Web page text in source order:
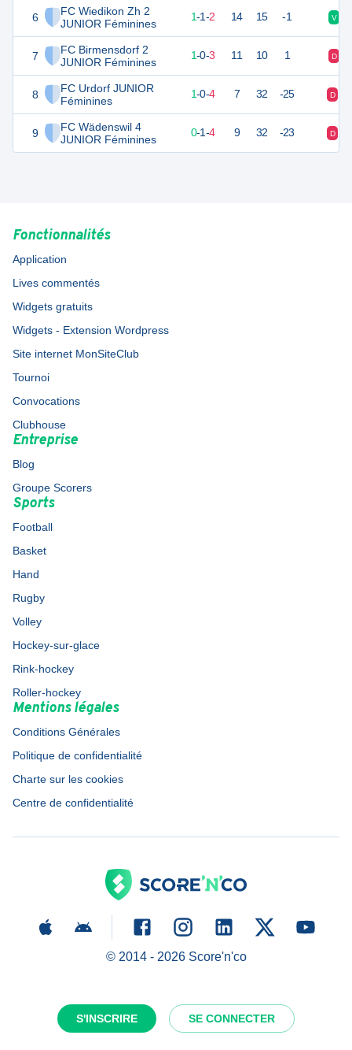
S'INSCRIRE SE CONNECTER
6
FC Wiedikon Zh 2
JUNIOR Féminines
7
FC Birmensdorf 2
JUNIOR Féminines
8
FC Urdorf JUNIOR
Féminines
9
FC Wädenswil 4
JUNIOR Féminines
4 1-1-2 14 15 -1 V
3 1-0-3 11 10 1 D
3 1-0-4 7 32 -25 D
1 0-1-4 9 32 -23 D
Fonctionnalités
Application
Lives commentés
Widgets gratuits
Widgets - Extension Wordpress
Site internet MonSiteClub
Tournoi
Convocations
Clubhouse
Entreprise
Blog
Groupe Scorers
Sports
Football
Basket
Hand
Rugby
Volley
Hockey-sur-glace
Rink-hockey
Roller-hockey
Mentions légales
Conditions Générales
Politique de confidentialité
Charte sur les cookies
Centre de confidentialité
© 2014 - 2026Score'n'co